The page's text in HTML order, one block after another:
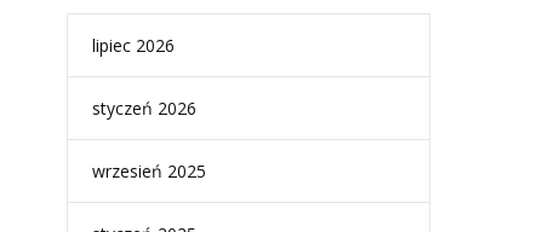
lipiec 2026
styczeń 2026
wrzesień 2025